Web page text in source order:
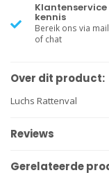
kennis
Bereik ons via
of chat
Over dit product:
Luchs Rattenval
Reviews
Gerelateerde